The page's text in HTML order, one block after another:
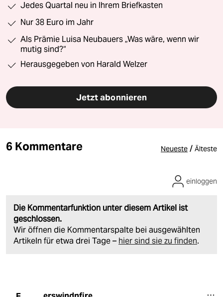
Jedes Quartal neu in Ihrem Briefkasten
Nur 38 Euro im Jahr
Als Prämie Luisa Neubauers „Was wäre, wenn wir
mutig sind?“
Herausgegeben von Harald Welzer
Jetzt abonnieren
6 Kommentare Neueste / Älteste
Die Kommentarfunktion unter diesem Artikel ist
geschlossen.
Wir öffnen die Kommentarspalte bei ausgewählten
Artikeln für etwa drei Tage – hier sind sie zu finden.
einloggen